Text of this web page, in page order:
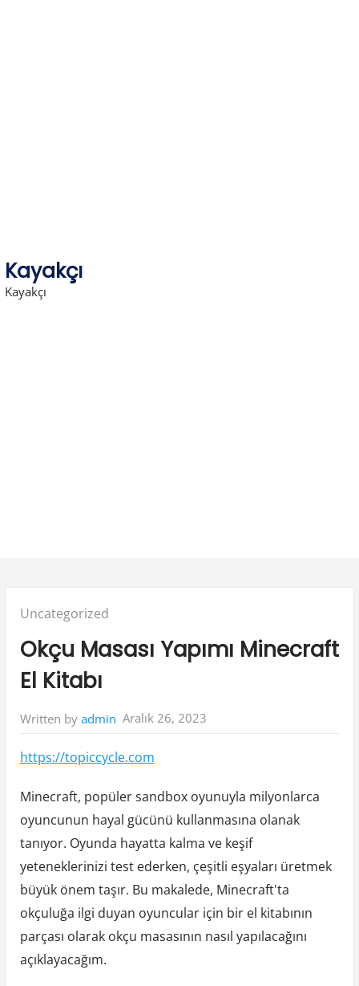
Kayakçı
Kayakçı
Posted
Uncategorized
Okçu Masası Yapımı Minecraft
El Kitabı
Written by admin Aralık 26, 2023
https://topiccycle.com
Minecraft, popüler sandbox oyunuyla milyonlarca
oyuncunun hayal gücünü kullanmasına olanak
tanıyor. Oyunda hayatta kalma ve keşif
yeteneklerinizi test ederken, çeşitli eşyaları üretmek
büyük önem taşır. Bu makalede, Minecraft'ta
okçuluğa ilgi duyan oyuncular için bir el kitabının
parçası olarak okçu masasının nasıl yapılacağını
açıklayacağım.